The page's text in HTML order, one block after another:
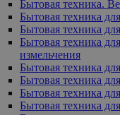
Бытовая техника.
Бытовая техника
Бытовая техника
Бытовая техника
измельчения
Бытовая техника
Бытовая техника
Бытовая техника
Бытовая техника